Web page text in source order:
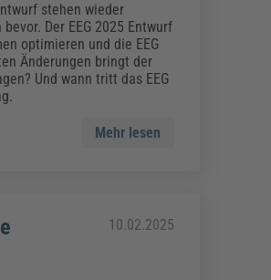
stehen wieder
Der EEG 2025 Entwurf
optimieren und die EEG
Änderungen bringt der
Und wann tritt das EEG
Mehr lesen
10.02.2025